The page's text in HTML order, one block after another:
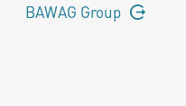
BAWAG Group